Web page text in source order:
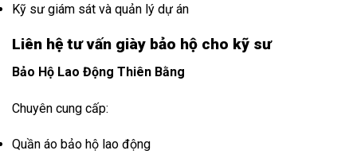
Kỹ sư giám sát và quản lý dự án
Liên hệ tư vấn giày bảo hộ cho kỹ sư
Bảo Hộ Lao Động Thiên Bằng
Chuyên cung cấp:
Quần áo bảo hộ lao động